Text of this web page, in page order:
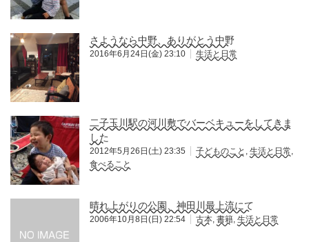
さようなら中野、ありがとう中野
2016年6月24日(金) 23:10 生活と日常
二子玉川駅の河川敷でバーベキューをしてきま
した
2012年5月26日(土) 23:35 子どものこと , 生活と日常,
食べること
晴れ上がりの公園、神田川最上流にて
2006年10月8日(日) 22:54 古本, 書籍, 生活と日常